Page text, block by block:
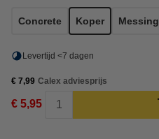
Concrete Koper Messing
Levertijd <7 dagen
€ 7,99 Calex adviesprijs
€ 5,95